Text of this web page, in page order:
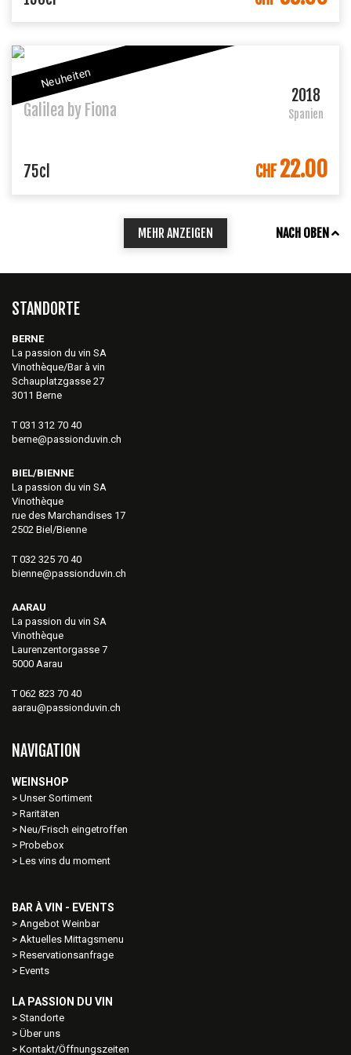
Neuheiten
2018
Spanien
NAUTILEA
Galilea by Fiona
IN DEN WARENKORB
75cl CHF22.00
MEHR ANZEIGEN NACH OBEN
STANDORTE
BERNE
La passion du vin SA
Vinothèque/Bar à vin
Schauplatzgasse 27
3011 Berne
T 031 312 70 40
berne@passionduvin.ch
BIEL/BIENNE
La passion du vin SA
Vinothèque
rue des Marchandises 17
2502 Biel/Bienne
T 032 325 70 40
bienne@passionduvin.ch
AARAU
La passion du vin SA
Vinothèque
Laurenzentorgasse 7
5000 Aarau
T 062 823 70 40
aarau@passionduvin.ch
NAVIGATION
WEINSHOP
Unser Sortiment
Raritäten
Neu/Frisch eingetroffen
Probebox
Les vins du moment
BAR À VIN - EVENTS
Angebot Weinbar
Aktuelles Mittagsmenu
Reservationsanfrage
Events
LA PASSION DU VIN
Standorte
Über uns
Kontakt/Öffnungszeiten